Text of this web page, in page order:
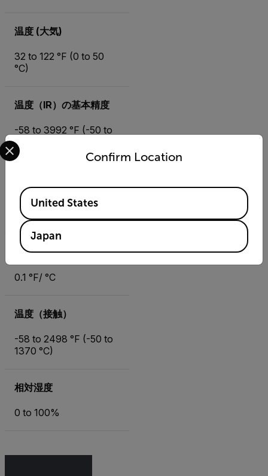
温度 (大気)
32 to 122 °F (0 to 50
°C)
温度（IR）の基本精度
-58 to 3992 °F (-50 to
2200 °C)
±(1% of reading + 4
°F/2 °C) (31 to 212 °F)
温度（RTD）
0.1 °F/ °C
温度（接触）
-58 to 2498 °F (-50 to
1370 °C)
相対湿度
0 to 100%
Confirm Location
Select your preferred country and language from the
Available Locations
United States
Japan